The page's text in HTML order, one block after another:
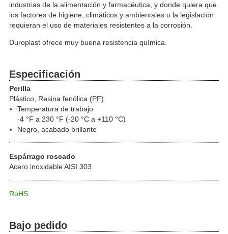
industrias de la alimentación y farmacéutica, y donde quiera que
los factores de higiene, climáticos y ambientales o la legislación
requieran el uso de materiales resistentes a la corrosión.
Duroplast ofrece muy buena resistencia química.
Especificación
Perilla
Plástico, Resina fenólica (PF)
Temperatura de trabajo
-4 °F a 230 °F (-20 °C a +110 °C)
Negro, acabado brillante
Espárrago roscado
Acero inoxidable AISI 303
RoHS
Bajo pedido